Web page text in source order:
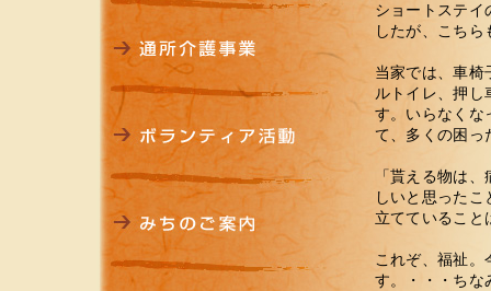
ショートステ
したが、こち
当家では、車
ルトイレ、押
す。いらなくな
て、多くの困っ
「貰える物は
しいと思った
立てていること
これぞ、福祉
す。・・・ちな